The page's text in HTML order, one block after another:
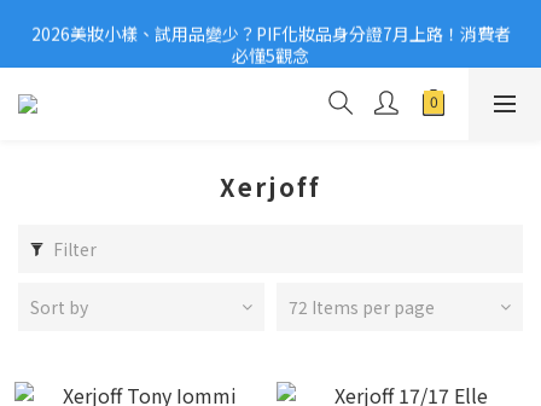
2026美妝小樣、試用品變少？PIF化妝品身分證7月上路！消費者
必懂5觀念
2026美妝小樣、試用品變少？PIF化妝品身分證7月上路！消費者
必懂5觀念
滿$1,000免運費/滿$3,000享分期0利率
美妝機會？
Xerjoff
Filter
Sort by 72 Items per page